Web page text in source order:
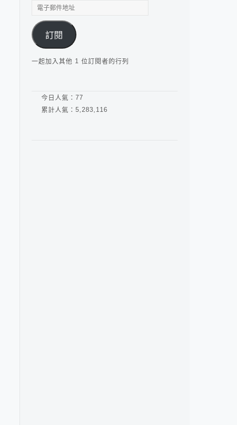
電
郵
件
地
址
訂閱
一起加入其他 1 位訂閱者的行列
今日人氣： 77
累計人氣： 5,283,116